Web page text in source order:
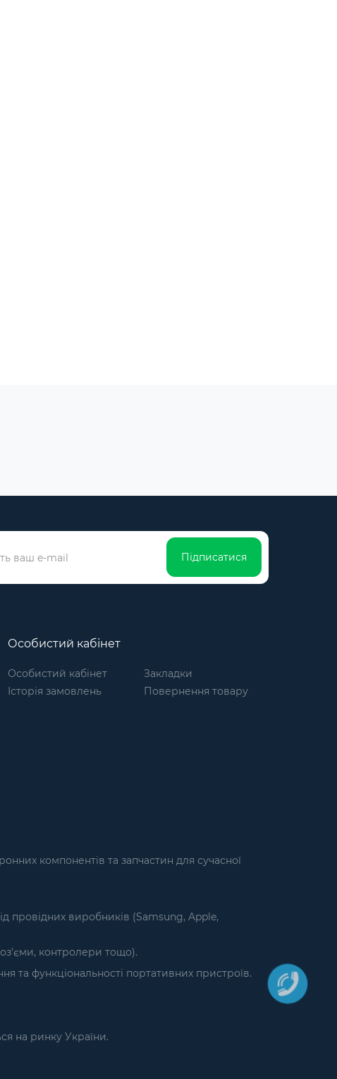
Підписатися
Особистий кабінет
Особистий кабінет
Історія замовлень
Закладки
Повернення товару
компонентів та запчастин для сучасної
провідних виробників (Samsung, Apple,
контролери тощо).
та функціональності портативних пристроїв.
на ринку України.